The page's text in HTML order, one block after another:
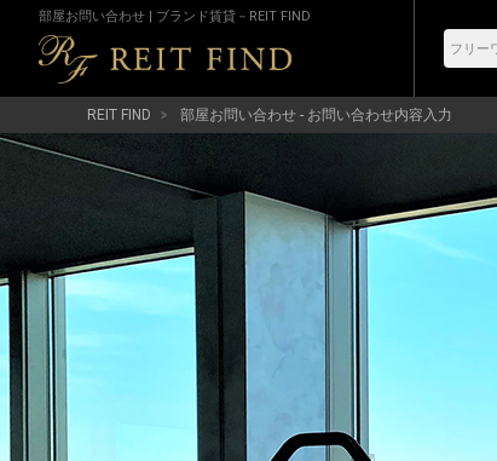
部屋お問い合わせ | ブランド賃貸－REIT FIND
REIT FIND 部屋お問い合わせ - お問い合わせ内容入力